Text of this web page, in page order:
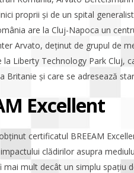
proprii și de un spital
are la Cluj-Napoca un
Arvato, deținut de grupul de
Liberty Technology Park
Britanie și care se adresează
Excellent
certificatul BREEAM
clădirilor asupra
mult decât un simplu